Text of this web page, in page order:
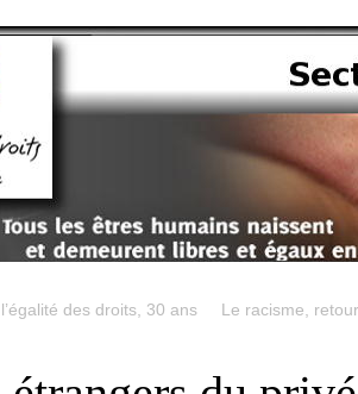
des droits, 30 ans
Le racisme,